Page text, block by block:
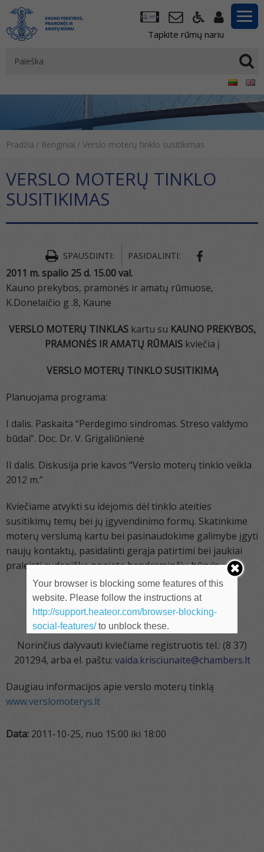
Tapkite rūmų nariu
Pradžia / Renginiai / Verslo moterų tinklo susitikimas
VERSLO MOTERŲ TINKLO
SUSITIKIMAS
SPAUSDINTI: PASIDALINTI:
2011 m. spalio 25 d. 15.00 val.
Kauno prekybos, pramonės ir amatų rūmuose,
K.Donelaičio g .8, Kaune
VERSLO MOTERŲ TINKLAS kartu su KAUNO PREKYBOS,
PRAMONĖS IR AMATŲ RŪMAISkviečia į
VERSLO MOTERŲ TINKLO SUSITIKIMĄ
Planuojama programa:
I dalis. Paskaita “Perdegimo sindromas. Streso valdymo
būdai”. Doc. Dr. V. Grigaliūnienė
II dalis. Diskusija prie kavos “Verslo moterų tinklo veikla
2012 m.”
Kviečiame atvykti su idėjomis dėl tinklo ateities
susitikimų temų bei jų įgyvendinimo formų. Skatinkime
moterų verslumą kartu bei pasinaudokime galimybe įgyti
naujų kontaktų, pasidalinti gerąja patirtimi bei jaukiai
praleisti rudenišką popietę bendraminčių būryje
Planuojama susitikimo trukmė 2 val.
Maloniai laukiame !
Norinčius dalyvauti kviečiame registruotis tel.: (8 37)
201294, arba el. paštu: vaida.krisciunaite@chambers.lt
Daugiau informacijos apie verslo moterų tinklą
www.verslomoterys.lt
Data: 2011-10-25, nuo 15:00 iki 18:00
Your browser is blocking some features of this
website. Please follow the instructions at
http://support.heateor.com/browser-blocking-
social-features/to unblock these.